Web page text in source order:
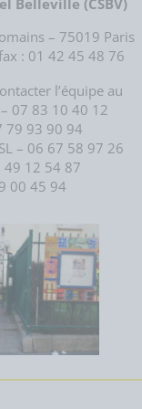
Belleville (CSBV)
– 75019 Paris
: 01 42 45 48 76
l’équipe au
– 07 83 10 40 12
79 93 90 94
– 06 67 58 97 26
49 12 54 87
00 45 94